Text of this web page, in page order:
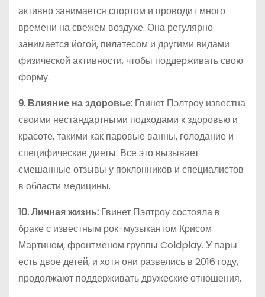
активно занимается спортом и проводит много
времени на свежем воздухе. Она регулярно
занимается йогой, пилатесом и другими видами
физической активности, чтобы поддерживать свою
форму.
9. Влияние на здоровье: Гвинет Пэлтроу известна
своими нестандартными подходами к здоровью и
красоте, такими как паровые ванны, голодание и
специфические диеты. Все это вызывает
смешанные отзывы у поклонников и специалистов
в области медицины.
10. Личная жизнь: Гвинет Пэлтроу состояла в
браке с известным рок-музыкантом Крисом
Мартином, фронтменом группы Coldplay. У пары
есть двое детей, и хотя они развелись в 2016 году,
продолжают поддерживать дружеские отношения.